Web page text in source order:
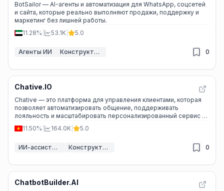
BotSailor — AI-агенты и автоматизация для WhatsApp, соцсетей
и сайта, которые реально выполняют продажи, поддержку и
маркетинг без лишней работы.
11.28%
53.1K 5.0
Агенты ИИ Конструкторы чат-ботов с ИИ 0
Chative.IO
Chative — это платформа для управления клиентами, которая
позволяет автоматизировать общение, поддерживать
лояльность и масштабировать персонализированный сервис с
помощью AI.
11.50% 164.0K 5.0
ИИ-ассистент обслуживания клиентов Конструкторы чат-ботов с ИИ 0
ChatbotBuilder.AI